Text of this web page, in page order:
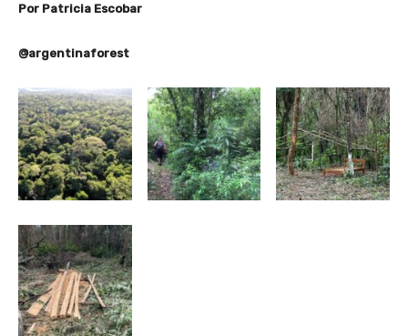
Por Patricia Escobar
@argentinaforest